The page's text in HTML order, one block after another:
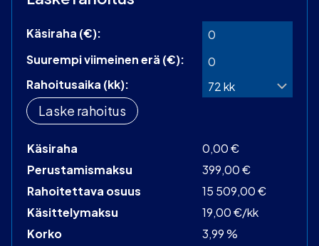
Käsiraha (€):
Suurempi viimeinen erä (€):
Rahoitusaika (kk):
Laske rahoitus
Käsiraha
0,00 €
Perustamismaksu
399,00 €
Rahoitettava osuus
15 509,00 €
Käsittelymaksu
19,00 €/kk
Korko
3,99 %